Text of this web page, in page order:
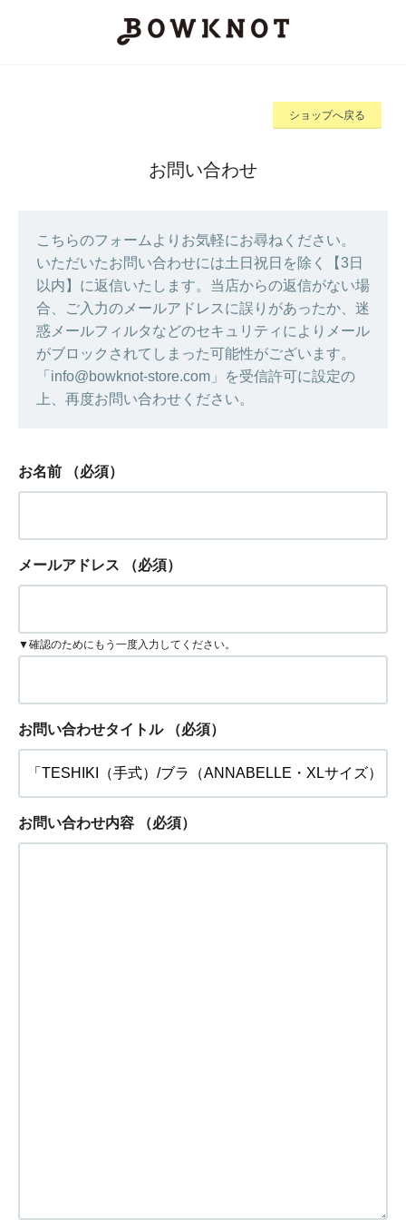
ショップへ戻る
お問い合わせ
こちらのフォームよりお気軽にお尋ねください。
いただいたお問い合わせには土日祝日を除く【3日
以内】に返信いたします。当店からの返信がない場
合、ご入力のメールアドレスに誤りがあったか、迷
惑メールフィルタなどのセキュリティによりメール
がブロックされてしまった可能性がございます。
「info@bowknot-store.com」を受信許可に設定の
上、再度お問い合わせください。
お名前 （必須）
メールアドレス （必須）
▼確認のためにもう一度入力してください。
お問い合わせタイトル （必須）
お問い合わせ内容 （必須）